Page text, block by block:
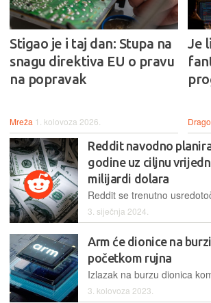
Stigao je i taj dan: Stupa na
snagu direktiva EU o pravu
na popravak
Mreža 1. kolovoza 2026.
Je
Reddit navodno
godine uz ciljnu
milijardi dolara
3. siječnja 2024.
Arm će dionice na
početkom rujna
3. kolovoza 2023.